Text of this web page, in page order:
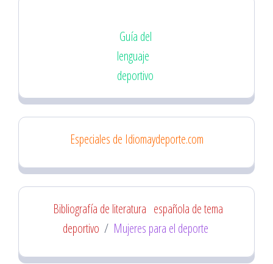
Guía del
lenguaje
deportivo
Especiales de Idiomaydeporte.com
Bibliografía de literatura española de tema
deportivo / Mujeres para el deporte